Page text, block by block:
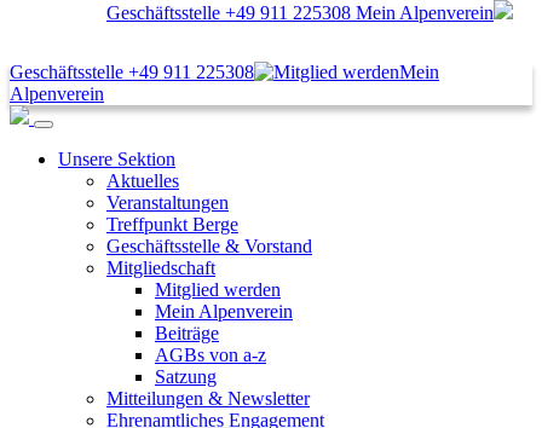
Geschäftsstelle +49 911 225308 Mein Alpenverein
Geschäftsstelle +49 911 225308
Mein
Alpenverein
Unsere Sektion
Aktuelles
Veranstaltungen
Treffpunkt Berge
Geschäftsstelle & Vorstand
Mitgliedschaft
Mitglied werden
Mein Alpenverein
Beiträge
AGBs von a-z
Satzung
Mitteilungen & Newsletter
Ehrenamtliches Engagement